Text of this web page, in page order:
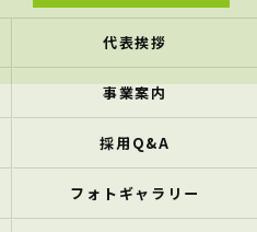
代表挨拶
事業案内
採用Q&A
フォトギャラリー